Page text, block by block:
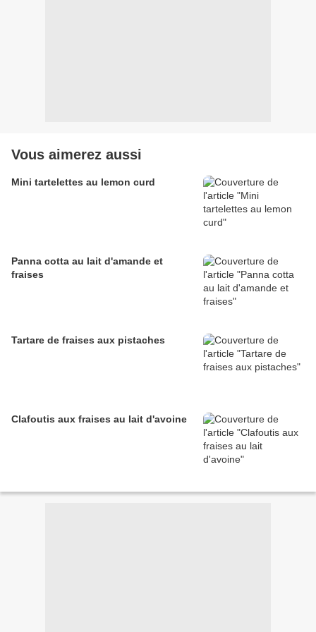
Vous aimerez aussi
Mini tartelettes au lemon curd
Panna cotta au lait d'amande et
fraises
Tartare de fraises aux pistaches
Clafoutis aux fraises au lait d'avoine